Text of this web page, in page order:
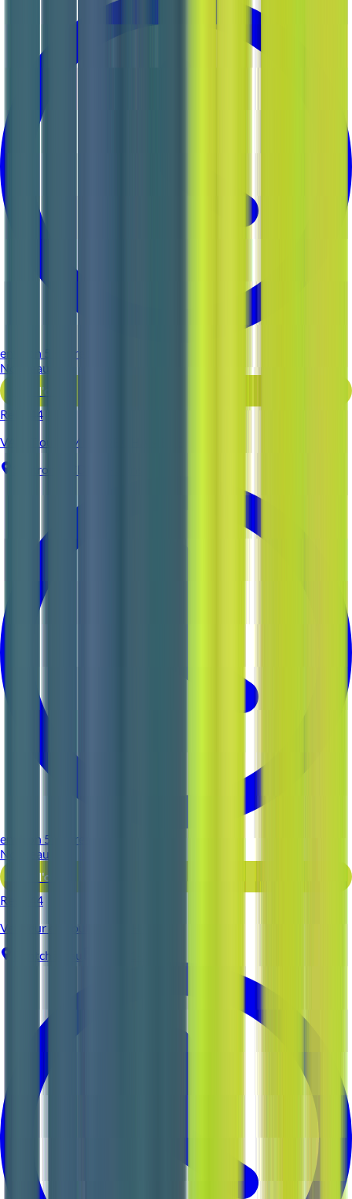
environ 5 heures
Nouveau
Voir l'offre
Reso 44
VALET ou FEMME DE CHAMBRE
Sautron
environ 5 heures
Nouveau
Voir l'offre
Reso 44
Vendeur en boulangerie H/F
Pontchâteau